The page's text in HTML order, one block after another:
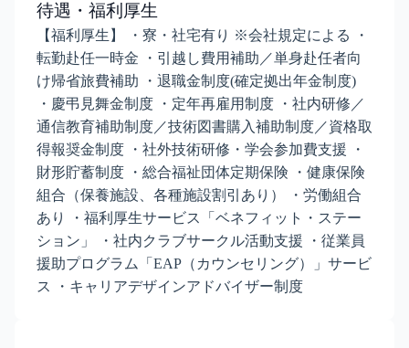
待遇・福利厚生
【福利厚生】 ・寮・社宅有り ※会社規定による ・
転勤赴任一時金 ・引越し費用補助／単身赴任者向
け帰省旅費補助 ・退職金制度(確定拠出年金制度)
・慶弔見舞金制度 ・定年再雇用制度 ・社内研修／
通信教育補助制度／技術図書購入補助制度／資格取
得報奨金制度 ・社外技術研修・学会参加費支援 ・
財形貯蓄制度 ・総合福祉団体定期保険 ・健康保険
組合（保養施設、各種施設割引あり） ・労働組合
あり ・福利厚生サービス「ベネフィット・ステー
ション」 ・社内クラブサークル活動支援 ・従業員
援助プログラム「EAP（カウンセリング）」サービ
ス ・キャリアデザインアドバイザー制度